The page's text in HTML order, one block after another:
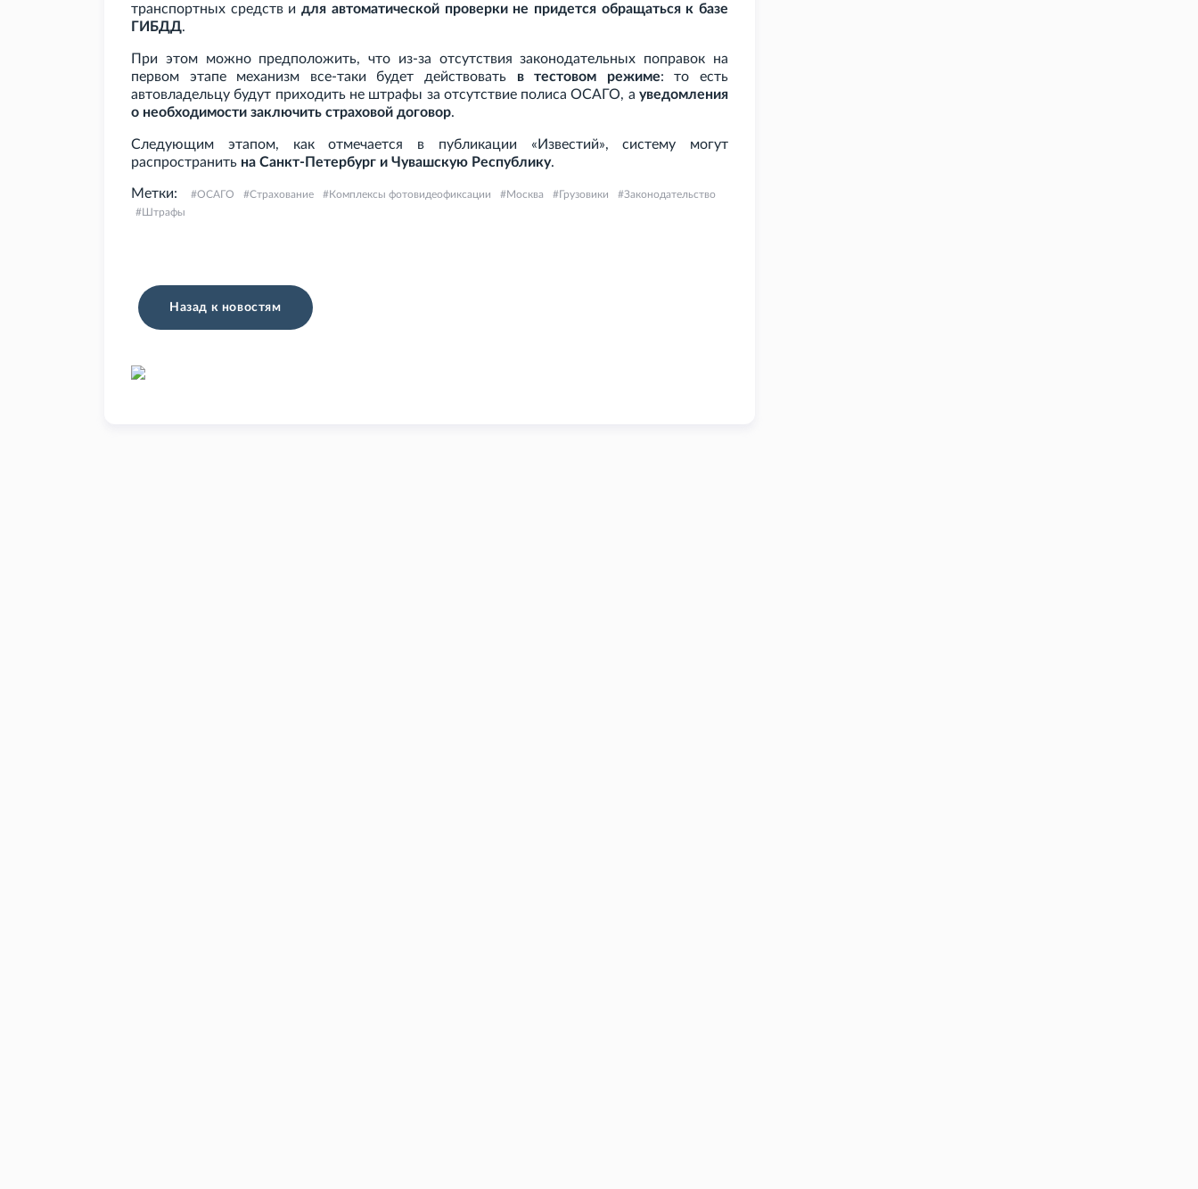
транспортных средств идля автоматической проверки не придется обращаться к базе
ГИБДД.
При этом можно предположить, что из-за отсутствия законодательных поправок на
первом этапе механизм все-таки будет действовать в тестовом режиме: то есть
автовладельцу будут приходить не штрафы за отсутствие полиса ОСАГО, а уведомления
о необходимости заключить страховой договор.
Следующим этапом, как отмечается в публикации «Известий», систему могут
распространить на Санкт-Петербург и Чувашскую Республику.
Метки: ОСАГО Страхование Комплексы фотовидеофиксации Москва Грузовики
Законодательство
Штрафы
Назад к новостям